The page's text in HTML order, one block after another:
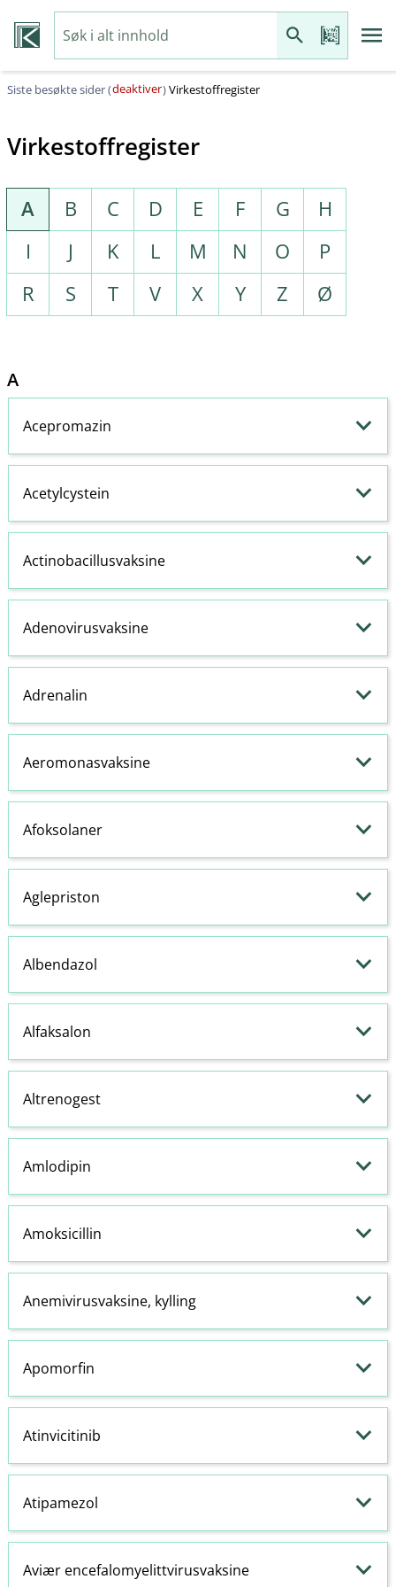
Siste besøkte sider (deaktiver)Virkestoffregister
Virkestoffregister
A B C D E F G
H
I
J K L M N O
P
R
S T V X Y Z Ø
A
Acepromazin
Acetylcystein
Actinobacillusvaksine
Adenovirusvaksine
Adrenalin
Aeromonasvaksine
Afoksolaner
Aglepriston
Albendazol
Alfaksalon
Altrenogest
Amlodipin
Amoksicillin
Anemivirusvaksine, kylling
Apomorfin
Atinvicitinib
Atipamezol
Aviær encefalomyelittvirusvaksine